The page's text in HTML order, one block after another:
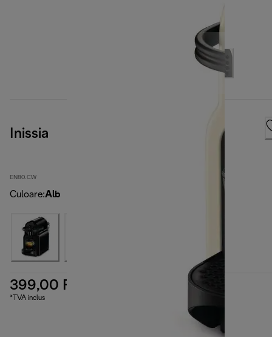
Inissia
EN80.CW
Culoare:Alb
399,00 RON
*TVA inclus